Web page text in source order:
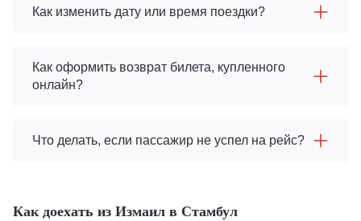
Как изменить дату или время поездки?
Как оформить возврат билета, купленного
онлайн?
Что делать, если пассажир не успел на рейс?
Как доехать из Измаил в Стамбул